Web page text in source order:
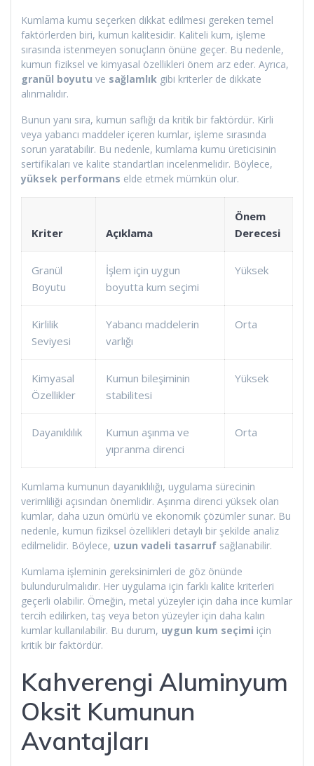
Kumlama kumu seçerken dikkat edilmesi gereken temel
faktörlerden biri, kumun kalitesidir. Kaliteli kum, işleme
sırasında istenmeyen sonuçların önüne geçer. Bu nedenle,
kumun fiziksel ve kimyasal özellikleri önem arz eder. Ayrıca,
granül boyutu ve sağlamlık gibi kriterler de dikkate
alınmalıdır.
Bunun yanı sıra, kumun saflığı da kritik bir faktördür. Kirli
veya yabancı maddeler içeren kumlar, işleme sırasında
sorun yaratabilir. Bu nedenle, kumlama kumu üreticisinin
sertifikaları ve kalite standartları incelenmelidir. Böylece,
yüksek performans elde etmek mümkün olur.
Kriter Açıklama
Önem
Derecesi
Granül
Boyutu
İşlem için uygun
boyutta kum seçimi
Yüksek
Kirlilik
Seviyesi
Yabancı maddelerin
varlığı
Orta
Kimyasal
Özellikler
Kumun bileşiminin
stabilitesi
Yüksek
Dayanıklılık
Kumun aşınma ve
yıpranma direnci
Orta
Kumlama kumunun dayanıklılığı, uygulama sürecinin
verimliliği açısından önemlidir. Aşınma direnci yüksek olan
kumlar, daha uzun ömürlü ve ekonomik çözümler sunar. Bu
nedenle, kumun fiziksel özellikleri detaylı bir şekilde analiz
edilmelidir. Böylece, uzun vadeli tasarruf sağlanabilir.
Kumlama işleminin gereksinimleri de göz önünde
bulundurulmalıdır. Her uygulama için farklı kalite kriterleri
geçerli olabilir. Örneğin, metal yüzeyler için daha ince kumlar
tercih edilirken, taş veya beton yüzeyler için daha kalın
kumlar kullanılabilir. Bu durum, uygun kum seçimi için
kritik bir faktördür.
Kahverengi Aluminyum
Oksit Kumunun
Avantajları